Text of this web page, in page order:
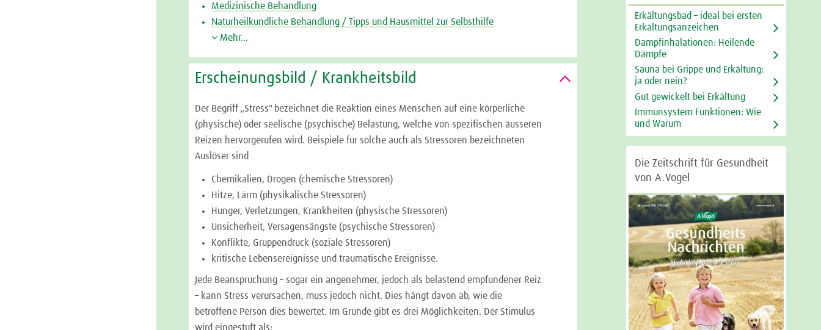
Medizinische Behandlung
Naturheilkundliche Behandlung / Tipps und Hausmittel zur Selbsthilfe
Mehr...
Erscheinungsbild / Krankheitsbild
Der Begriff „Stress" bezeichnet die Reaktion eines Menschen auf eine körperliche
(physische) oder seelische (psychische) Belastung, welche von spezifischen äusseren
Reizen hervorgerufen wird. Beispiele für solche auch als Stressoren bezeichneten
Auslöser sind
Chemikalien, Drogen (chemische Stressoren)
Hitze, Lärm (physikalische Stressoren)
Hunger, Verletzungen, Krankheiten (physische Stressoren)
Unsicherheit, Versagensängste (psychische Stressoren)
Konflikte, Gruppendruck (soziale Stressoren)
kritische Lebensereignisse und traumatische Ereignisse.
Jede Beanspruchung – sogar ein angenehmer, jedoch als belastend empfundener Reiz
– kann Stress verursachen, muss jedoch nicht. Dies hängt davon ab, wie die
betroffene Person dies bewertet. Im Grunde gibt es drei Möglichkeiten. Der Stimulus
wird eingestuft als:
Erkältungsbad – ideal bei ersten
Erkältungsanzeichen
Dampfinhalationen: Heilende
Dämpfe
Sauna bei Grippe und Erkältung:
ja oder nein?
Gut gewickelt bei Erkältung
Immunsystem Funktionen: Wie
und Warum
Die Zeitschrift für Gesundheit
von A.Vogel